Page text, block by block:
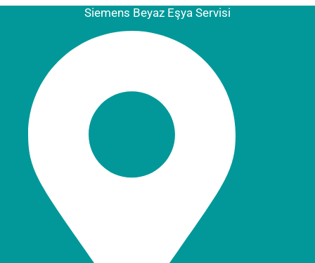
Siemens Beyaz Eşya Servisi